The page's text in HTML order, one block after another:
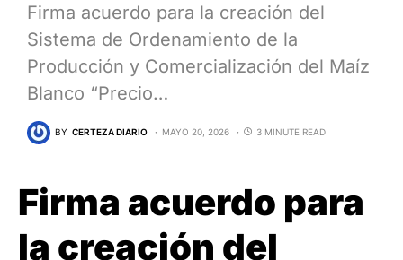
Firma acuerdo para la creación del
Sistema de Ordenamiento de la
Producción y Comercialización del Maíz
Blanco “Precio…
BY CERTEZA DIARIO MAYO 20, 2026 3 MINUTE READ
Firma acuerdo para
la creación del